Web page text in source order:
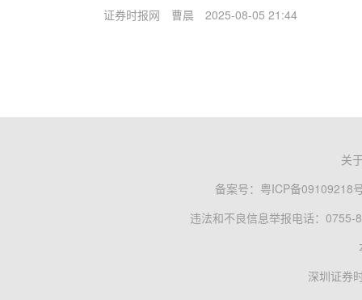
证券时报网 曹晨 2025-08-05 21:44
关
备案号： 粤ICP备09109218
违法和不良信息举报电话：0755-
深圳证券